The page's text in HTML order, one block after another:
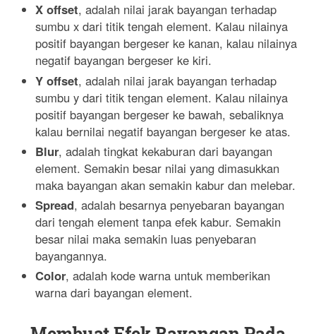
X offset, adalah nilai jarak bayangan terhadap
sumbu x dari titik tengah element. Kalau nilainya
positif bayangan bergeser ke kanan, kalau nilainya
negatif bayangan bergeser ke kiri.
Y offset, adalah nilai jarak bayangan terhadap
sumbu y dari titik tengan element. Kalau nilainya
positif bayangan bergeser ke bawah, sebaliknya
kalau bernilai negatif bayangan bergeser ke atas.
Blur, adalah tingkat kekaburan dari bayangan
element. Semakin besar nilai yang dimasukkan
maka bayangan akan semakin kabur dan melebar.
Spread, adalah besarnya penyebaran bayangan
dari tengah element tanpa efek kabur. Semakin
besar nilai maka semakin luas penyebaran
bayangannya.
Color, adalah kode warna untuk memberikan
warna dari bayangan element.